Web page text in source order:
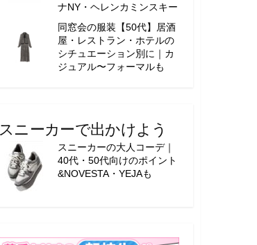
ナNY・ヘレンカミンスキー
同窓会の服装【50代】居酒
屋・レストラン・ホテルの
シチュエーション別に｜カ
ジュアル〜フォーマルも
スニーカーで出かけよう
スニーカーの大人コーデ｜
40代・50代向けのポイント
&NOVESTA・YEJAも